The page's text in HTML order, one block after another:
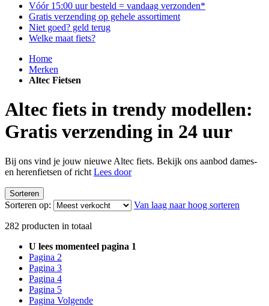
Vóór 15:00 uur besteld = vandaag verzonden*
Gratis verzending op gehele assortiment
Niet goed? geld terug
Welke maat fiets?
Home
Merken
Altec Fietsen
Altec fiets in trendy modellen:
Gratis verzending in 24 uur
Bij ons vind je jouw nieuwe Altec fiets. Bekijk ons aanbod dames-
en herenfietsen of richt Lees door
Sorteren
Sorteren op: Van laag naar hoog sorteren
282 producten in totaal
U lees momenteel pagina 1
Pagina 2
Pagina 3
Pagina 4
Pagina 5
Pagina Volgende